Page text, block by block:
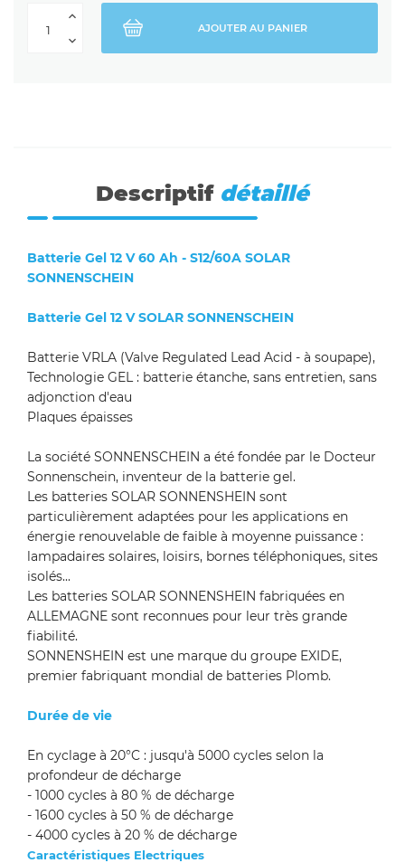
AJOUTER AU PANIER
Descriptif détaillé
Batterie Gel 12 V 60 Ah - S12/60A SOLAR
SONNENSCHEIN
Batterie Gel 12 V SOLAR SONNENSCHEIN
Batterie VRLA (Valve Regulated Lead Acid - à soupape),
Technologie GEL : batterie étanche, sans entretien, sans
adjonction d'eau
Plaques épaisses
La société SONNENSCHEIN a été fondée par le Docteur
Sonnenschein, inventeur de la batterie gel.
Les batteries SOLAR SONNENSHEIN sont
particulièrement adaptées pour les applications en
énergie renouvelable de faible à moyenne puissance :
lampadaires solaires, loisirs, bornes téléphoniques, sites
isolés...
Les batteries SOLAR SONNENSHEIN fabriquées en
ALLEMAGNE sont reconnues pour leur très grande
fiabilité.
SONNENSHEIN est une marque du groupe EXIDE,
premier fabriquant mondial de batteries Plomb.
Durée de vie
En cyclage à 20°C : jusqu'à 5000 cycles selon la
profondeur de décharge
- 1000 cycles à 80 % de décharge
- 1600 cycles à 50 % de décharge
- 4000 cycles à 20 % de décharge
Caractéristiques Electriques